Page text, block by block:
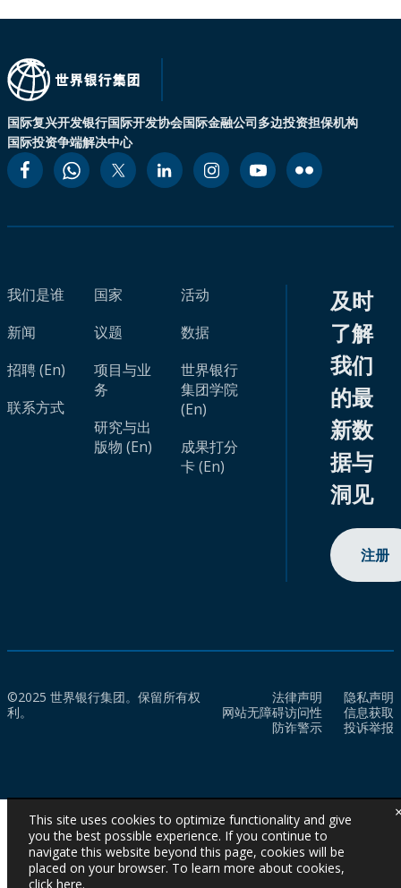
国际复兴开发银行国际开发协会国际金融公司多边投资担保机构
国际投资争端解决中心
我们是谁
新闻
招聘 (En)
联系方式
国家
议题
项目与业
务
研究与出
版物 (En)
活动
数据
世界银行
集团学院
(En)
成果打分
卡 (En)
及时
了解
我们
的最
新数
据与
洞见
注册
©2025 世界银行集团。保留所有权
利。
法律声明
隐私声明
网站无障碍访问性
信息获取
防诈警示
投诉举报
This site uses cookies to optimize functionality and give
you the best possible experience. If you continue to
navigate this website beyond this page, cookies will be
placed on your browser. To learn more about cookies,
click here.